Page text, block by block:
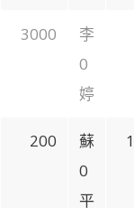
3000
李
0
婷
200
蘇
0
平